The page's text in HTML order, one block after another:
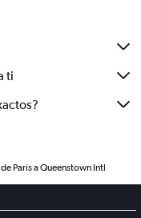
ti
París a Queenstown Intl